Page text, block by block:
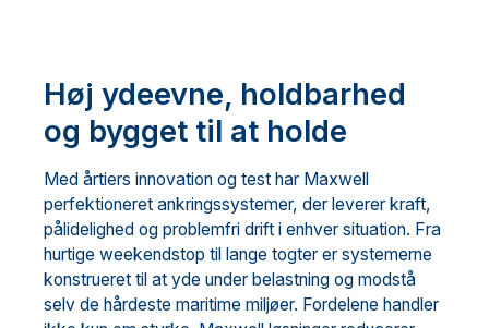
Høj ydeevne, holdbarhed
og bygget til at holde
Med årtiers innovation og test har Maxwell
perfektioneret ankringssystemer, der leverer kraft,
pålidelighed og problemfri drift i enhver situation. Fra
hurtige weekendstop til lange togter er systemerne
konstrueret til at yde under belastning og modstå
selv de hårdeste maritime miljøer. Fordelene handler